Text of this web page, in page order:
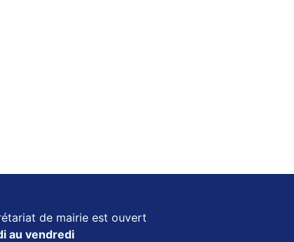
de mairie est ouvert
au vendredi